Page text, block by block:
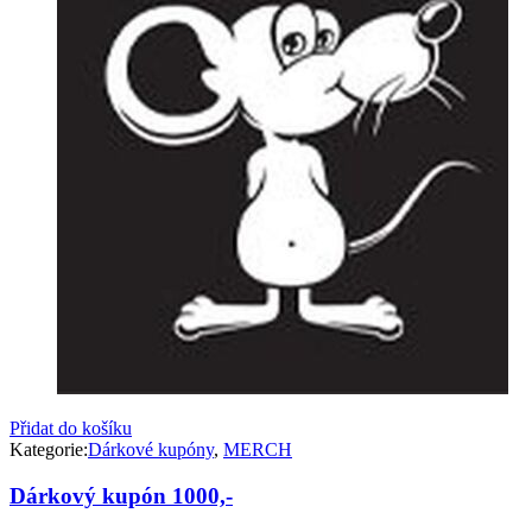
Přidat do košíku
Kategorie:Dárkové kupóny, MERCH
Dárkový kupón 1000,-